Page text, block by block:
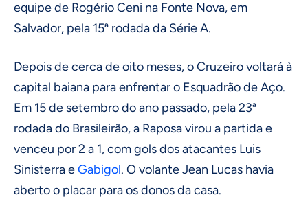
equipe de Rogério Ceni na Fonte Nova, em
Salvador, pela 15ª rodada da Série A.
Depois de cerca de oito meses, o Cruzeiro voltará à
capital baiana para enfrentar o Esquadrão de Aço.
Em 15 de setembro do ano passado, pela 23ª
rodada do Brasileirão, a Raposa virou a partida e
venceu por 2 a 1, com gols dos atacantes Luis
Sinisterra eGabigol. O volante Jean Lucas havia
aberto o placar para os donos da casa.